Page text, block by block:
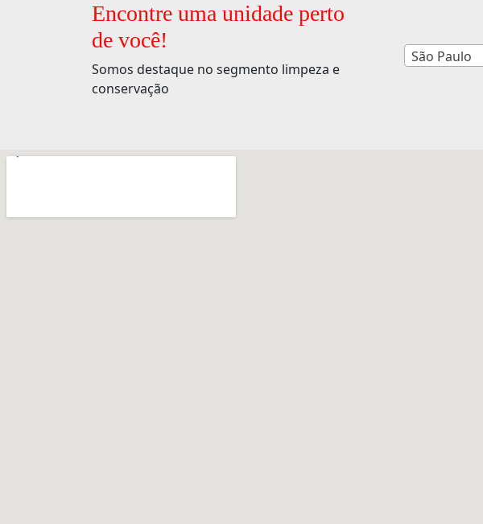
Encontre uma unidade perto
de você!
Somos destaque no segmento limpeza e
conservação
São Paulo